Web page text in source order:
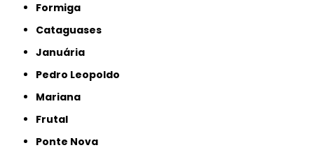
Formiga
Cataguases
Januária
Pedro Leopoldo
Mariana
Frutal
Ponte Nova